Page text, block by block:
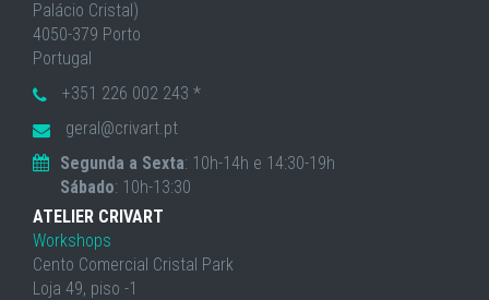
Palácio Cristal)
4050-379 Porto
Portugal
+351 226 002 243 *
geral@crivart.pt
Segunda a Sexta: 10h-14h e 14:30-19h
Sábado: 10h-13:30
ATELIER CRIVART
Workshops
Cento Comercial Cristal Park
Loja 49, piso -1